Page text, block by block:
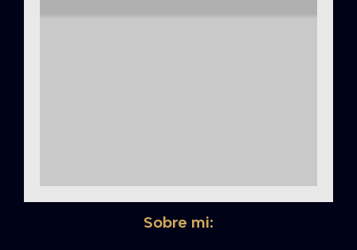
Sobre mi: